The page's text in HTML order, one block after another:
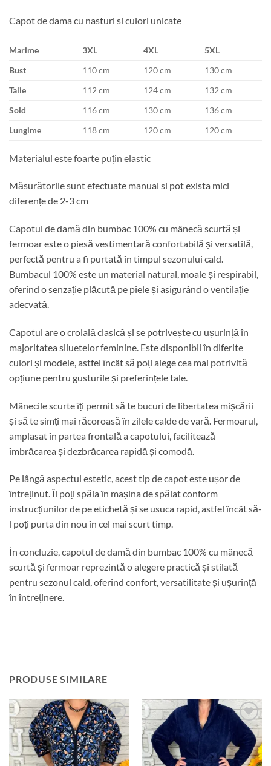
Capot de dama cu nasturi si culori unicate
Marime 3XL 4XL
5XL
Bust
110 cm 120 cm
130 cm
Talie
112 cm 124 cm
132 cm
Sold
116 cm 130 cm
136 cm
Lungime
118 cm 120 cm 120 cm
Materialul este foarte puțin elastic
Măsurătorile sunt efectuate manual si pot exista mici
diferențe de 2-3 cm
Capotul de damă din bumbac 100% cu mânecă scurtă și
fermoar este o piesă vestimentară confortabilă și versatilă,
perfectă pentru a fi purtată în timpul sezonului cald.
Bumbacul 100% este un material natural, moale și respirabil,
oferind o senzație plăcută pe piele și asigurând o ventilație
adecvată.
Capotul are o croială clasică și se potrivește cu ușurință în
majoritatea siluetelor feminine. Este disponibil în diferite
culori și modele, astfel încât să poți alege cea mai potrivită
opțiune pentru gusturile și preferințele tale.
Mânecile scurte îți permit să te bucuri de libertatea mișcării
și să te simți mai răcoroasă în zilele calde de vară. Fermoarul,
amplasat în partea frontală a capotului, facilitează
îmbrăcarea și dezbrăcarea rapidă și comodă.
Pe lângă aspectul estetic, acest tip de capot este ușor de
întreținut. Îl poți spăla în mașina de spălat conform
instrucțiunilor de pe etichetă și se usuca rapid, astfel încât să-
l poți purta din nou în cel mai scurt timp.
În concluzie, capotul de damă din bumbac 100% cu mânecă
scurtă și fermoar reprezintă o alegere practică și stilată
pentru sezonul cald, oferind confort, versatilitate și ușurință
în întreținere.
PRODUSE SIMILARE
Adauga
la
favorite
Adauga
favorite